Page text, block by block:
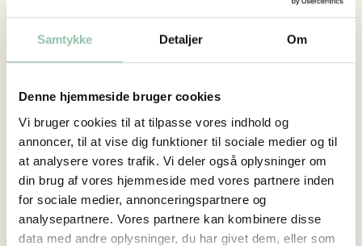
Samtykke Detaljer Om
Denne hjemmeside bruger cookies
Vi bruger cookies til at tilpasse vores indhold og
annoncer, til at vise dig funktioner til sociale medier og til
at analysere vores trafik. Vi deler også oplysninger om
din brug af vores hjemmeside med vores partnere inden
for sociale medier, annonceringspartnere og
analysepartnere. Vores partnere kan kombinere disse
data med andre oplysninger, du har givet dem, eller som
skarpe knive, der skærer kornet over. Mejetærskeren
fjerner kernerne på hvert strå og gemmer dem i en
til halmballer.
Plov
Jorden bliver ofte pløjet, inden der skal sås på
marken. Det gøres med en plov, som er med til at
give næringsstoffer til de kommende afgrøder og
samtidig holde ukrudt væk. Planterne har nemmere
ved at udvikle sig og sætte rødder, når ploven har